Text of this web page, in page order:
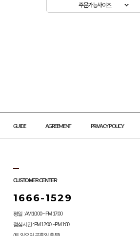
주문가능사이즈
GUIDE AGREEMENT PRIVACY POLICY
CUSTOMER CENTER
1666-1529
평일 : AM 10:00 ~ PM 17:00
점심시간 : PM 12:00 ~ PM 1:00